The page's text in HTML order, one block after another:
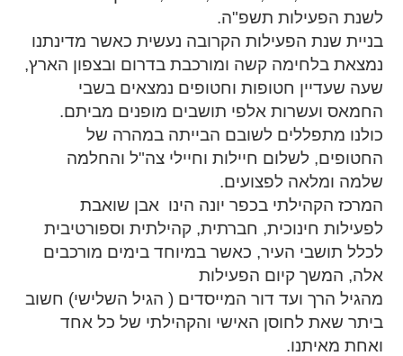
לשנת הפעילות תשפ"ה.
בניית שנת הפעילות הקרובה נעשית כאשר מדינתנו
נמצאת בלחימה קשה ומורכבת בדרום ובצפון הארץ,
שעה שעדיין חטופות וחטופים נמצאים בשבי
החמאס ועשרות אלפי תושבים מופנים מביתם.
כולנו מתפללים לשובם הבייתה במהרה של
החטופים, לשלום חיילות וחיילי צה"ל והחלמה
שלמה ומלאה לפצועים.
המרכז הקהילתי בכפר יונה הינו אבן שואבת
לפעילות חינוכית, חברתית, קהילתית וספורטיבית
לכלל תושבי העיר, כאשר במיוחד בימים מורכבים
אלה, המשך קיום הפעילות
מהגיל הרך ועד דור המייסדים ( הגיל השלישי) חשוב
ביתר שאת לחוסן האישי והקהילתי של כל אחד
ואחת מאיתנו.